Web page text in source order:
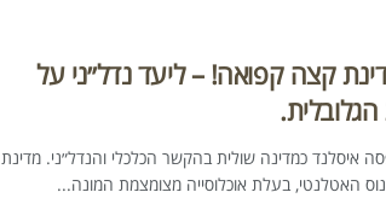
קצה קפואה! – ליעד נדל״ני על
איסלנד כמדינה שולית בהקשר הכלכלי והנדל״ני. מדינת
האטלנטי, בעלת אוכלוסייה מצומצמת המונה...